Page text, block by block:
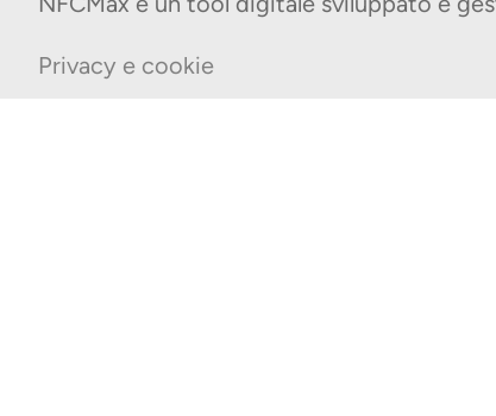
Privacy e cookie